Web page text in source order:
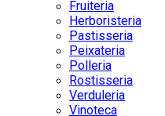
Fruiteria
Herboristeria
Pastisseria
Peixateria
Polleria
Rostisseria
Verduleria
Vinoteca